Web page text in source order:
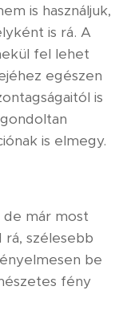
is használjuk,
is rá. A
fel lehet
egészen
is
is elmegy.
de már most
szélesebb
be
fény